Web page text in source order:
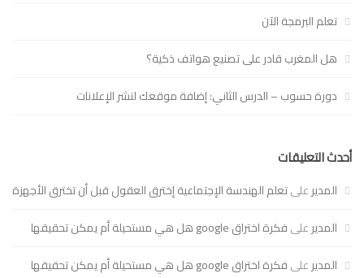
تعلم البرمجة الآن
هل المغرب قادر على تصنيع هواتف ذكية؟
دورة حسوب – الدرس الثاني: إضافة موقعك لنشر الإعلانات
أحدث التعليقات
المديرعلىتعلم الهندسة الإجتماعية إخترق العقول قبل أن تخترق الأجهزة
المديرعلىفكرة اختراق google هل هي مستحيلة أم يمكن تحقيقها
المديرعلىفكرة اختراق google هل هي مستحيلة أم يمكن تحقيقها